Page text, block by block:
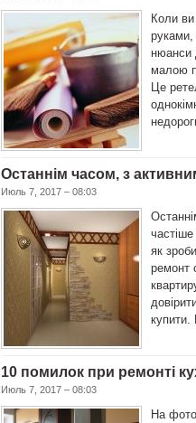
Коли ви
руками,
нюанси
малою
Це
Останнім часом, з
Июль 7, 2017 – 08:03
як
ремонт
10 помилок при ремонті
Июль 7, 2017 – 08:03
На